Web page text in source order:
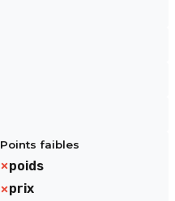
Points faibles
poids
prix